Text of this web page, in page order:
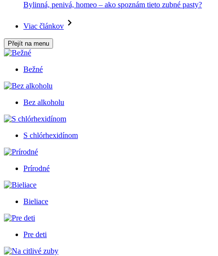
Bylinná, penivá, homeo – ako spoznám tieto zubné pasty?
Viac článkov
Přejít na menu
Bežné
Bez alkoholu
S chlórhexidínom
Prírodné
Bieliace
Pre deti